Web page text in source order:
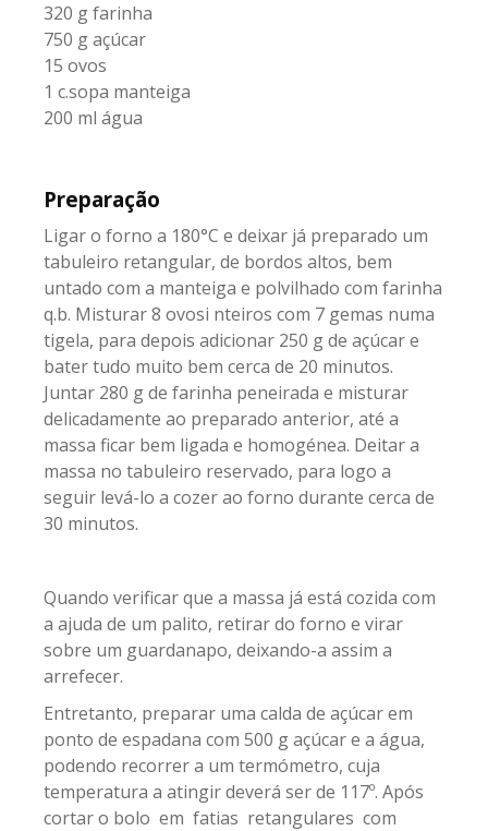
320 g farinha
750 g açúcar
15 ovos
1 c.sopa manteiga
200 ml água
Preparação
Ligar o forno a 180°C e deixar já preparado um
tabuleiro retangular, de bordos altos, bem
untado com a manteiga e polvilhado com farinha
q.b. Misturar 8 ovosi nteiros com 7 gemas numa
tigela, para depois adicionar 250 g de açúcar e
bater tudo muito bem cerca de 20 minutos.
Juntar 280 g de farinha peneirada e misturar
delicadamente ao preparado anterior, até a
massa ficar bem ligada e homogénea. Deitar a
massa no tabuleiro reservado, para logo a
seguir levá-lo a cozer ao forno durante cerca de
30 minutos.
Quando verificar que a massa já está cozida com
a ajuda de um palito, retirar do forno e virar
sobre um guardanapo, deixando-a assim a
arrefecer.
Entretanto, preparar uma calda de açúcar em
ponto de espadana com 500 g açúcar e a água,
podendo recorrer a um termómetro, cuja
temperatura a atingir deverá ser de 117º. Após
cortar o bolo em fatias retangulares com